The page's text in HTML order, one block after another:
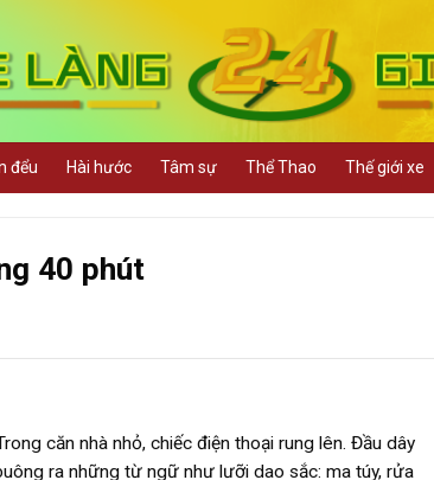
đểu Hài hước Tâm sự Thể Thao Thế giới xe
40 phút
căn nhà nhỏ, chiếc điện thoại rung lên. Đầu dây
ra những từ ngữ như lưỡi dao sắc: ma túy, rửa